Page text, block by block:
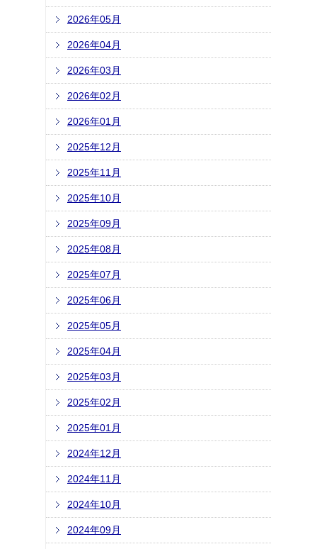
2026年05月
2026年04月
2026年03月
2026年02月
2026年01月
2025年12月
2025年11月
2025年10月
2025年09月
2025年08月
2025年07月
2025年06月
2025年05月
2025年04月
2025年03月
2025年02月
2025年01月
2024年12月
2024年11月
2024年10月
2024年09月